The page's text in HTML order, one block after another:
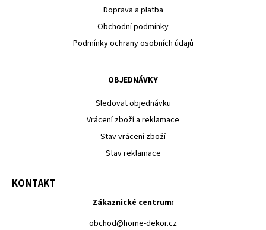
Doprava a platba
Obchodní podmínky
Podmínky ochrany osobních údajů
OBJEDNÁVKY
Sledovat objednávku
Vrácení zboží a reklamace
Stav vrácení zboží
Stav reklamace
KONTAKT
Zákaznické centrum:
obchod@home-dekor.cz